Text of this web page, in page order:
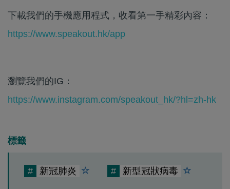
下載我們的手機應用程式，收看第一手精彩內容：
https://www.speakout.hk/app
瀏覽我們的IG：
https://www.instagram.com/speakout_hk/?hl=zh-hk
標籤
# 新冠肺炎 # 新型冠狀病毒